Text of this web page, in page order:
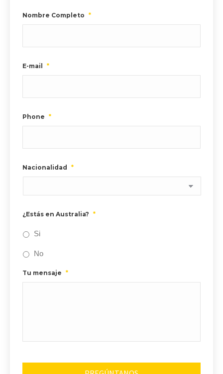
Nombre Completo *
E-mail *
Phone *
Nacionalidad *
¿Estás en Australia? *
Si
No
Tu mensaje *